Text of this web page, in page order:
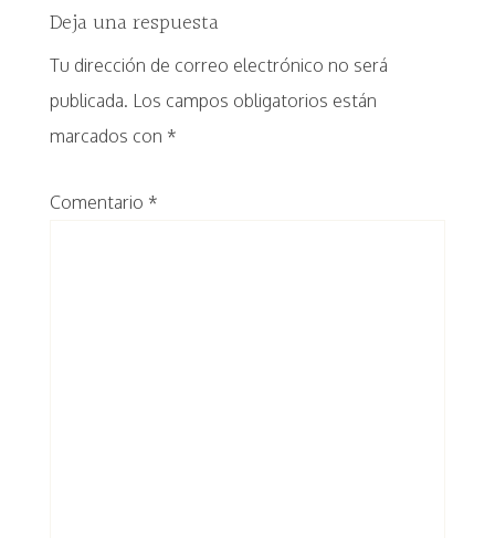
Deja una respuesta
Tu dirección de correo electrónico no será
publicada. Los campos obligatorios están
marcados con *
Comentario *